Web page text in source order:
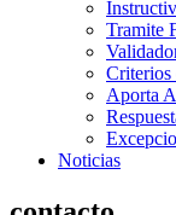
Tramite
Criterios
Aporta
Noticias